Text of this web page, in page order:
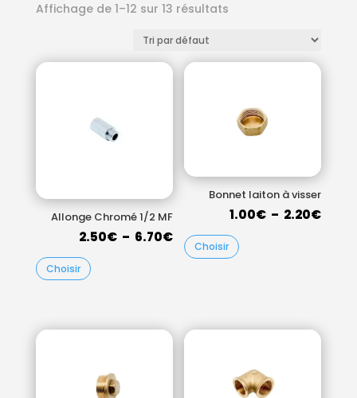
Affichage de 1–12 sur 13 résultats
Allonge Chromé 1/2 MF
2.50€ – 6.70€Plage
de
6.70€
Choisir
Bonnet laiton à visser
1.00€ – 2.20€
Choisir